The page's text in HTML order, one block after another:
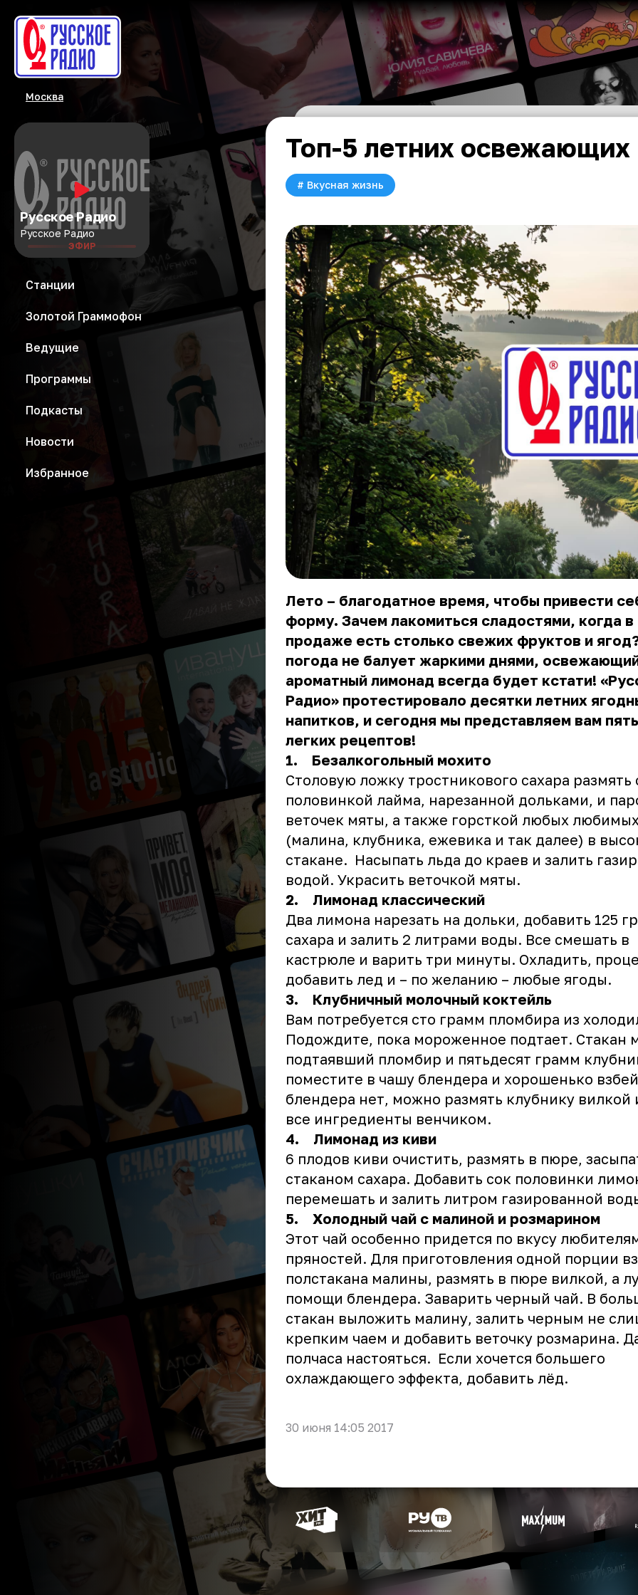
Москва
Русское Радио
Русское Радио
ЭФИР
Станции
Золотой Граммофон
Ведущие
Программы
Подкасты
Новости
Избранное
Топ-5 летних освежающих
# Вкусная жизнь
Лето – благодатное время, чтобы привести
форму. Зачем лакомиться сладостями, когда в
продаже есть столько свежих фруктов и
погода не балует жаркими днями,
ароматный лимонад всегда будет кстати!
Радио» протестировало десятки летних
напитков, и сегодня мы представляем вам
легких рецептов!
1. Безалкогольный мохито
Столовую ложку тростникового сахара размять
половинкой лайма, нарезанной дольками, и
веточек мяты, а также горсткой любых
(малина, клубника, ежевика и так далее) в
стакане. Насыпать льда до краев и залить
водой. Украсить веточкой мяты.
2. Лимонад классический
Два лимона нарезать на дольки, добавить 125
сахара и залить 2 литрами воды. Все смешать в
кастрюле и варить три минуты. Охладить,
добавить лед и – по желанию – любые ягоды.
3. Клубничный молочный коктейль
Вам потребуется сто грамм пломбира из
Подождите, пока мороженное подтает. Стакан
подтаявший пломбир и пятьдесят грамм
поместите в чашу блендера и хорошенько
блендера нет, можно размять клубнику вилкой
все ингредиенты венчиком.
4. Лимонад из киви
6 плодов киви очистить, размять в пюре,
стаканом сахара. Добавить сок половинки
перемешать и залить литром газированной
5. Холодный чай с малиной и розмарином
Этот чай особенно придется по вкусу
пряностей. Для приготовления одной порции
полстакана малины, размять в пюре вилкой, а
помощи блендера. Заварить черный чай. В
стакан выложить малину, залить черным не
крепким чаем и добавить веточку розмарина.
полчаса настояться. Если хочется большего
охлаждающего эффекта, добавить лёд.
30 июня 14:05 2017